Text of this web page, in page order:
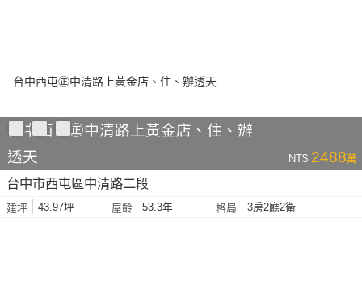
台中西屯㊣中清路上黃金店、住、辦
透天
NT$ 2488萬
台中市西屯區中清路二段
建坪 43.97坪 屋齡 53.3年 格局 3房2廳2衛